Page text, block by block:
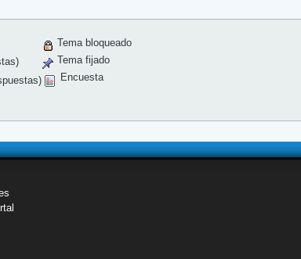
Tema bloqueado
Tema fijado
Encuesta